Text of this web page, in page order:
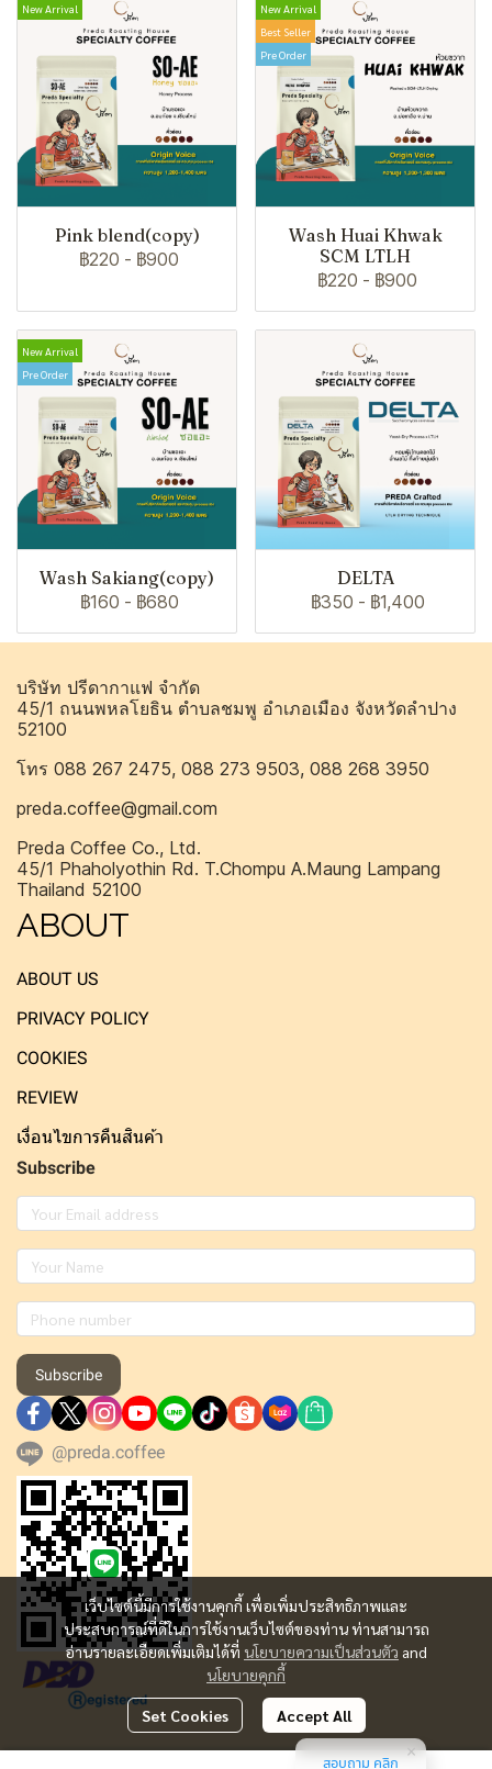
New Arrival
Pink blend(copy)
฿220 - ฿900
New Arrival
Best Seller
Pre Order
Wash Huai Khwak
SCM LTLH
฿220 - ฿900
New Arrival
Pre Order
Wash Sakiang(copy)
฿160 - ฿680
DELTA
฿350 - ฿1,400
เว็บไซต์นี้มีการใช้งานคุกกี้ เพื่อเพิ่มประสิทธิภาพและ
ประสบการณ์ที่ดีในการใช้งานเว็บไซต์ของท่าน ท่านสามารถ
อ่านรายละเอียดเพิ่มเติมได้ที่ นโยบายความเป็นส่วนตัว and
นโยบายคุกกี้
Set Cookies Accept All
บริษัท ปรีดากาแฟ จำกัด
45/1 ถนนพหลโยธิน ตำบลชมพู อำเภอเมือง จังหวัดลำปาง
52100
โทร 088 267 2475, 088 273 9503, 088 268 3950
preda.coffee@gmail.com
Preda Coffee Co., Ltd.
45/1 Phaholyothin Rd. T.Chompu A.Maung Lampang
Thailand 52100
ABOUT
ABOUT US
PRIVACY POLICY
COOKIES
REVIEW
เงื่อนไขการคืนสินค้า
Subscribe
Subscribe
@preda.coffee
สอบถาม คลิก